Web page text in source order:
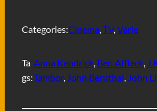
k
p
m d
Categories:Cinema, TV, Varie
Ta
gs:
Anna Kendrick, Ben Affleck,
Tambor, John Bernthal, John